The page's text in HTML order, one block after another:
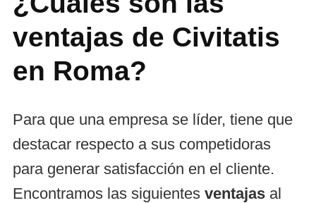
ventajas de Civitatis
en Roma?
Para que una empresa se líder, tiene que
destacar respecto a sus competidoras
para generar satisfacción en el cliente.
Encontramos las siguientes ventajas al